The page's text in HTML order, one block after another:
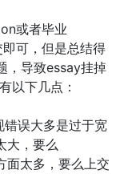
或者毕业
可，但是总结得
，导致essay挂掉
以下几点：
错误大多是过于宽
大，要么
太多，要么上交